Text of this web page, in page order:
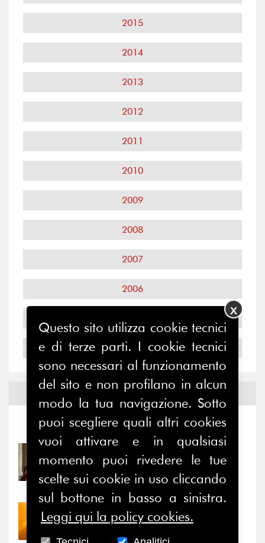
2015
2014
2013
2012
2011
2010
2009
2008
2007
2006
2004
Notizie ed
Notizie -Eventi
31/07/2026
Prima della pausa estiva,
il valore di...
30/07/2026
Nove anni dopo la
Questo sito utilizza cookie tecnici
e di terze parti. I cookie tecnici
sono necessari al funzionamento
del sito e non profilano in alcun
modo la tua navigazione. Sotto
puoi scegliere quali altri cookies
vuoi attivare e in qualsiasi
momento puoi rivedere le tue
scelte sui cookie in uso cliccando
sul bottone in basso a sinistra.
Leggi qui la policy cookies.
X